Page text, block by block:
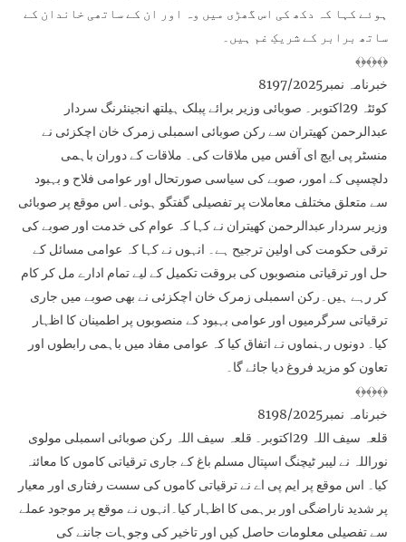
ہوئے کہا کہ دکھ کی اس گھڑی میں وہ اور ان کے ساتھی خاندان کے
ساتھ برابر کے شریکِ غم ہیں۔
﴾﴿﴾﴿﴾﴿
خبرنامہ نمبر8197/2025
کوئٹہ 29اکتوبر۔ صوبائی وزیر برائے پبلک ہیلتھ انجینئرنگ سردار
عبدالرحمن کھیتران سے رکن صوبائی اسمبلی زمرک خان اچکزئی نے
منسٹر پی ایچ ای آفس میں ملاقات کی۔ ملاقات کے دوران باہمی
دلچسپی کے امور، صوبے کی سیاسی صورتحال اور عوامی فلاح و بہبود
سے متعلق مختلف معاملات پر تفصیلی گفتگو ہوئی۔اس موقع پر صوبائی
وزیر سردار عبدالرحمن کھیتران نے کہا کہ عوام کی خدمت اور صوبے کی
ترقی حکومت کی اولین ترجیح ہے۔ انہوں نے کہا کہ عوامی مسائل کے
حل اور ترقیاتی منصوبوں کی بروقت تکمیل کے لیے تمام ادارے مل کر کام
کر رہے ہیں۔رکن اسمبلی زمرک خان اچکزئی نے بھی صوبے میں جاری
ترقیاتی سرگرمیوں اور عوامی بہبود کے منصوبوں پر اطمینان کا اظہار
کیا۔ دونوں رہنماوں نے اتفاق کیا کہ عوامی مفاد میں باہمی رابطوں اور
تعاون کو مزید فروغ دیا جائے گا۔
﴾﴿﴾﴿﴾﴿
خبرنامہ نمبر8198/2025
قلعہ سیف اللہ 29اکتوبر۔ قلعہ سیف اللہ رکن صوبائی اسمبلی مولوی
نوراللہ نے لیبر ٹیچنگ اسپتال مسلم باغ کے جاری ترقیاتی کاموں کا معائنہ
کیا۔ اس موقع پر ایم پی اے نے ترقیاتی کاموں کی سست رفتاری اور معیار
پر شدید ناراضگی اور برہمی کا اظہار کیا۔انہوں نے موقع پر موجود عملے
سے تفصیلی معلومات حاصل کیں اور تاخیر کی وجوہات جاننے کی